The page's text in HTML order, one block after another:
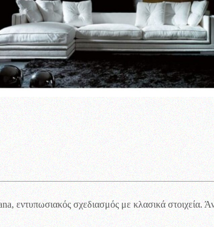
εντυπωσιακός σχεδιασμός με κλασικά στοιχεία.